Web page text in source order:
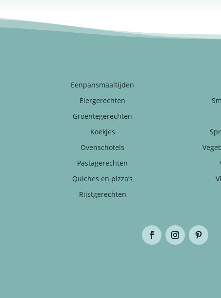
Eenpansmaaltijden
Eiergerechten
Groentegerechten
Koekjes
Ovenschotels
Pastagerechten
Quiches en pizza’s
Rijstgerechten